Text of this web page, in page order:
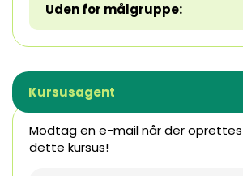
Uden for målgruppe:
Kursusagent
Modtag en e-mail når der
dette kursus!